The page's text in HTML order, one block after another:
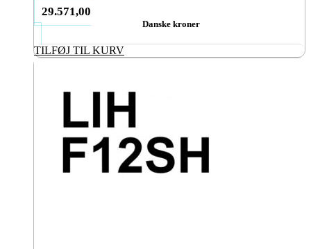
29.571,00
Danske kroner
TILFØJ TIL KURV